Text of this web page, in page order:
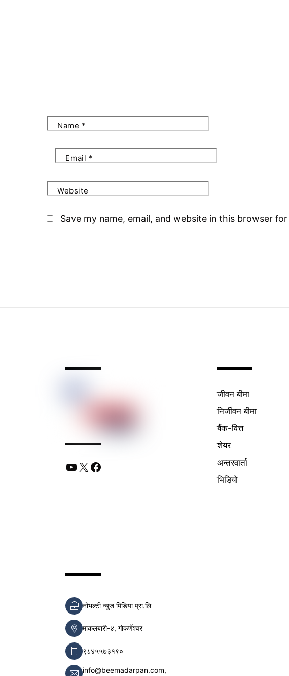
Name *
Email *
Website
Save my name, email, and website in this browser
YouTube
X Facebook
जीवन बीमा
निर्जीवन बीमा
बैंक-वित्त
शेयर
अन्तरवार्ता
भिडियो
नोभल्टी न्युज मिडिया प्रा.लि
माकलबारी-४, गोकर्णेश्वर
९८४५५७३१९०
info@beemadarpan.com,